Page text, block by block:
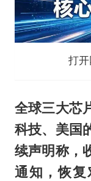
打
全球三大芯
科技、美国
续声明称，
通知，恢复